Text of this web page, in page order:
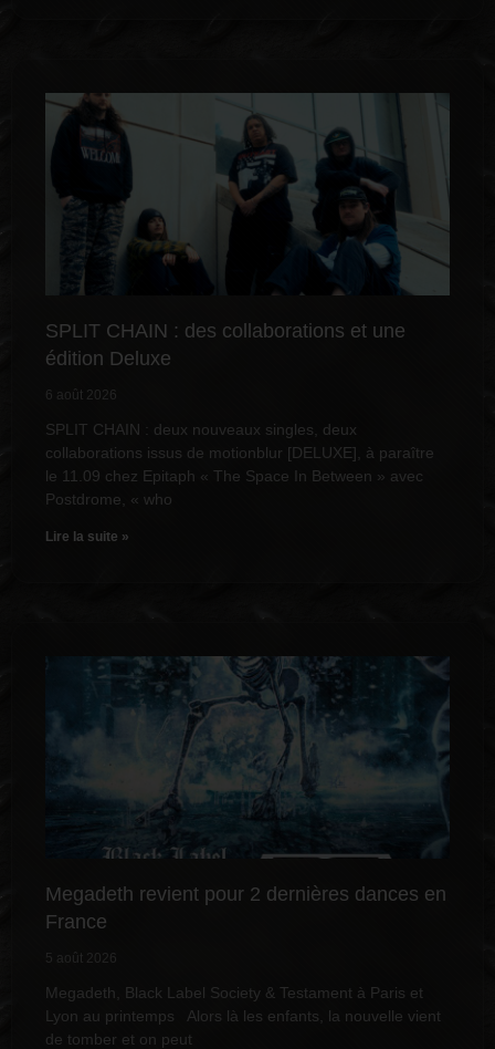
SPLIT CHAIN : des collaborations et une
édition Deluxe
6 août 2026
SPLIT CHAIN : deux nouveaux singles, deux
collaborations issus de motionblur [DELUXE], à paraître
le 11.09 chez Epitaph « The Space In Between » avec
Postdrome, « who
Lire la suite »
Megadeth revient pour 2 dernières dances en
France
5 août 2026
Megadeth, Black Label Society & Testament à Paris et
Lyon au printemps Alors là les enfants, la nouvelle vient
de tomber et on peut